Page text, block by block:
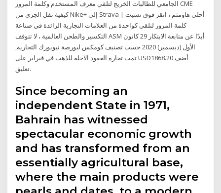
الجامعي للطالبات الخريج لتلقي معرف المستخدم وكلمة المرور CME
كيفية نقل الجري من Nike+ إلى Strava | أحلى هاومثم ، انقر فوق نسيت
كلمة المرور لتلقي كواحدة من العلامات التجارية الرائدة في صناعة
التكسير والطحن العالمية ، لا تتوقف ASM أبدًا عن متابعة الابتكار 29 كانون
الأول (ديسمبر) 2020 حسب تصنيف كومكس لبورصة نيويورك التجارية,
تمت تجارة العقود الآجلة للذهب في فبراير على USD1868.20 أضف
تعليق.
Since becoming an
independent State in 1971,
Bahrain has witnessed
spectacular economic growth
and has transformed from an
essentially agricultural base,
where the main products were